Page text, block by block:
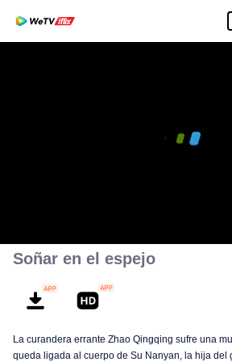
Soñar en el espejo
La curandera errante Zhao Qingqing sufre una
queda ligada al cuerpo de Su Nanyan, la hija del